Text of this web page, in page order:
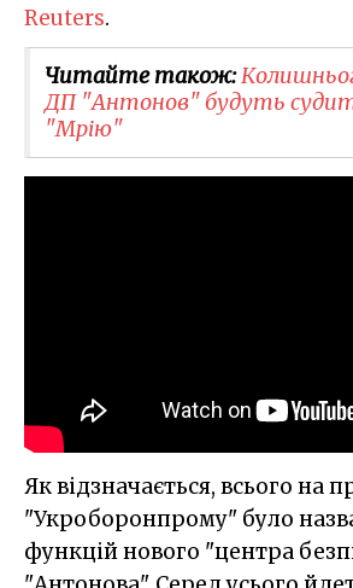
Reuters.
Читайте також:
ДП "Антонов" будуть
"Мрію"
Як відзначається, всього на
"Укроборонпрому" було
функцій нового "центра